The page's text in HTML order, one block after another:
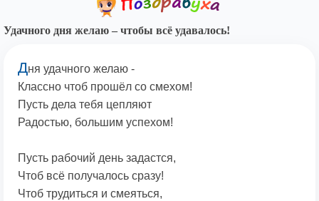
Удачного дня желаю – чтобы всё удавалось!
Дня удачного желаю -
Классно чтоб прошёл со смехом!
Пусть дела тебя цепляют
Радостью, большим успехом!
Пусть рабочий день задастся,
Чтоб всё получалось сразу!
Чтоб трудиться и смеяться,